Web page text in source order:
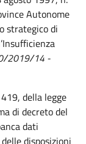
Autonome
strategico di
2019/14 -
della legge
di decreto del
dati
disposizioni